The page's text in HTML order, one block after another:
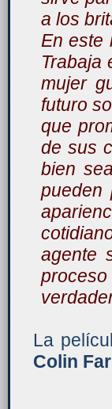
a los
En este
Trabaja
mujer
futuro
que
de sus
bien
pueden
agente
La
Colin